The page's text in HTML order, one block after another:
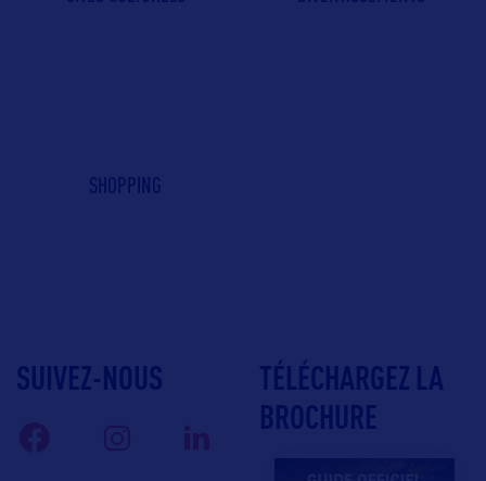
SHOPPING
SUIVEZ-NOUS
TÉLÉCHARGEZ LA
BROCHURE